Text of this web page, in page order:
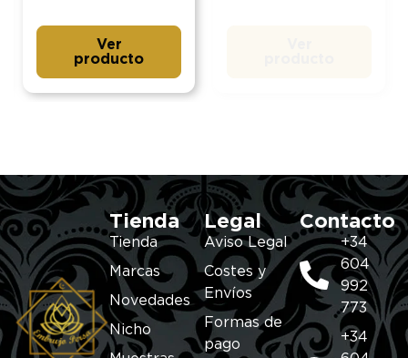
Ver
producto
Tienda
Tienda
Marcas
Novedades
Nicho
Legal
Aviso Legal
Costes y
Envíos
Formas de
pago
Contacto
+34
604
992
773
+34